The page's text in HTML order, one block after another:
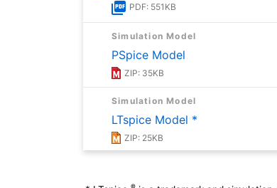
PDF: 551KB
Simulation Model
PSpice Model
ZIP: 35KB
Simulation Model
LTspice Model *
ZIP: 25KB
Reliability Data
®